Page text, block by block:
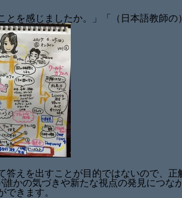
とを感じましたか。」「（日本語教師
えを出すことが目的ではないので、
かの気づきや新たな視点の発見につ
できます。